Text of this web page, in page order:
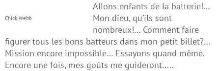
Chick Webb
Allons enfants de la batterie!…
Mon dieu, qu’ils sont
nombreux!… Comment faire
figurer tous les bons batteurs dans mon petit billet?…
Mission encore impossible… Essayons quand même.
Encore une fois, mes goûts me guideront…..